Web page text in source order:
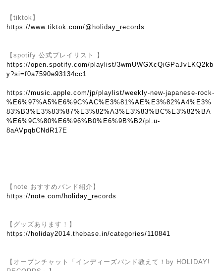
【tiktok】
https://www.tiktok.com/@holiday_records
【spotify 公式プレイリスト 】
https://open.spotify.com/playlist/3wmUWGXcQiGPaJvLKQ2kb
y?si=f0a7590e93134cc1
https://music.apple.com/jp/playlist/weekly-new-japanese-rock-
%E6%97%A5%E6%9C%AC%E3%81%AE%E3%82%A4%E3%
83%B3%E3%83%87%E3%82%A3%E3%83%BC%E3%82%BA
%E6%9C%80%E6%96%B0%E6%9B%B2/pl.u-
8aAVpqbCNdR17E
【note おすすめバンド紹介】
https://note.com/holiday_records
【グッズあります！】
https://holiday2014.thebase.in/categories/110841
【オープンチャット「インディーズバンド教えて！by HOLIDAY!